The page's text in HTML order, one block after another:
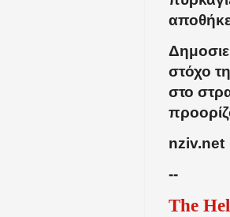
στόχο
στο
nziv.net
--
The